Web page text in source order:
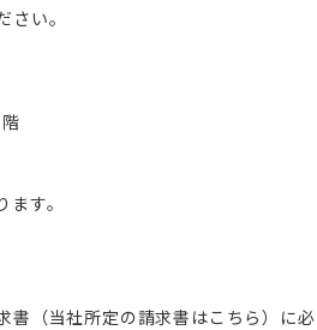
い。
階
す。
（当社所定の請求書はこちら）に